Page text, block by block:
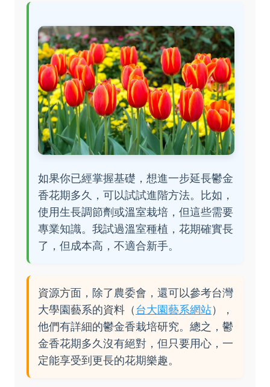
如果你已經掌握基礎，想進一步延長鬱金
香花期多久，可以試試進階方法。比如，
使用生長調節劑或溫室栽培，但這些需要
專業知識。我試過溫室種植，花期確實長
了，但成本高，不適合新手。
資源方面，除了農委會，還可以參考台灣
大學園藝系的資料（台大園藝系網站），
他們有詳細的鬱金香栽培研究。總之，鬱
金香花期多久沒有絕對，但只要用心，一
定能享受到更長的花期樂趣。